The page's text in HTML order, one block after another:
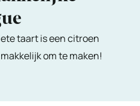
taart is een citroen
om te maken!